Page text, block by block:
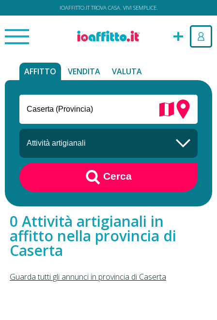
IOAFFITTO.IT TROVA CASA. VIVI SEMPLICE.
AFFITTO VENDITA VALUTA
Cerca
Attività artigianali in
affitto nella provincia di
Caserta
Guarda tutti gli annunci in provincia di Caserta